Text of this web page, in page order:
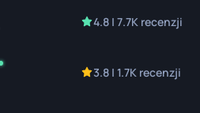
4.8 | 7.7K recenzji
3.8 | 1.7K recenzji